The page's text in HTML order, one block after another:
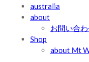
australia
about
お問い合
Shop
about Mt